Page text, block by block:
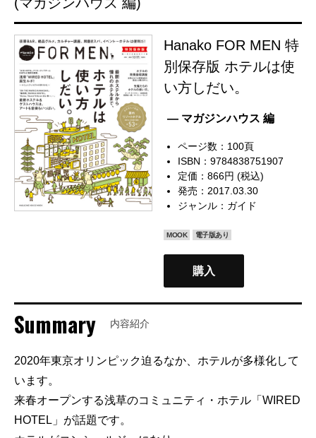
Hanako FOR MEN 特
別保存版 ホテルは使
い方しだい。
— マガジンハウス 編
ページ数：100頁
ISBN：9784838751907
定価：866円 (税込)
発売：2017.03.30
ジャンル： ガイド
MOOK 電子版あり
購入
Summary 内容紹介
2020年東京オリンピック迫るなか、ホテルが多様化して
います。
来春オープンする浅草のコミュニティ・ホテル「WIRED
HOTEL」が話題です。